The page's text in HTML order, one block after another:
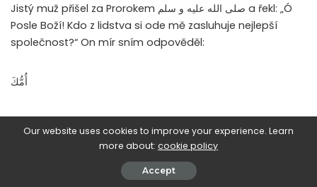
Jistý muž přišel za Prorokem صلى الله عليه و سلم a řekl: „Ó
Posle Boží! Kdo z lidstva si ode mě zasluhuje nejlepší
společnost?“ On mír sním odpověděl:
أُمُّكَ
„Tvoje matka.“
Muž se zeptal: „A kdo poté?“
Our website uses cookies to improve your experience. Learn
more about: cookie policy
Accept